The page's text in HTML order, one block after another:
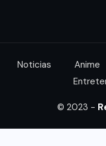
Noticias Anime
© 2023 -